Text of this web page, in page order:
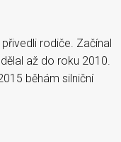
rodiče. Začínal
až do roku 2010.
běhám silniční